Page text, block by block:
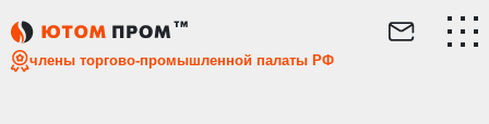
члены торгово-промышленной палаты РФ